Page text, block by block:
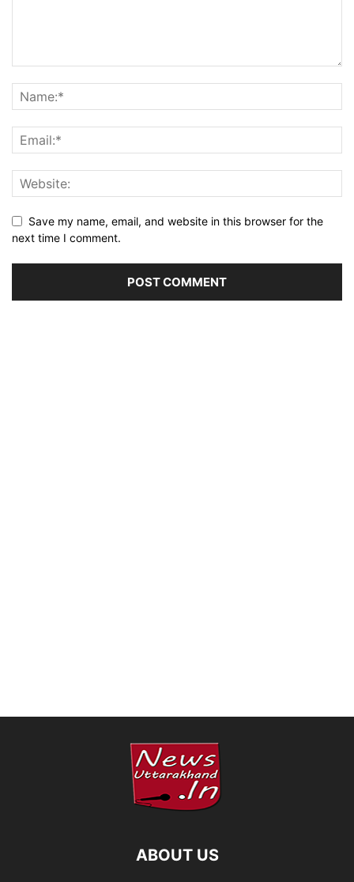
Save my name, email, and website in this browser for the
next time I comment.
ABOUT US